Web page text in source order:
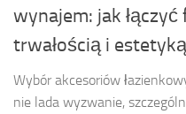
wynajem: jak
trwałością i estetyką
Wybór akcesoriów
nie lada wyzwanie,